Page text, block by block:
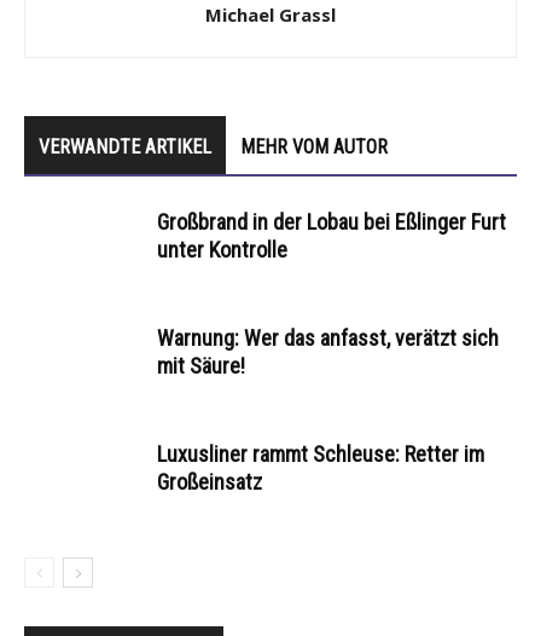
Michael Grassl
VERWANDTE ARTIKEL MEHR VOM AUTOR
Großbrand in der Lobau bei Eßlinger Furt
unter Kontrolle
Warnung: Wer das anfasst, verätzt sich
mit Säure!
Luxusliner rammt Schleuse: Retter im
Großeinsatz